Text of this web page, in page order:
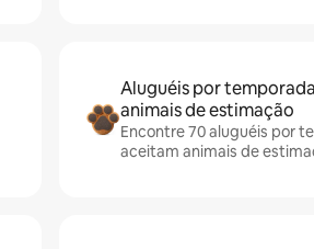
Aluguéis por
animais de estimação
Encontre 70 aluguéis por
aceitam animais de